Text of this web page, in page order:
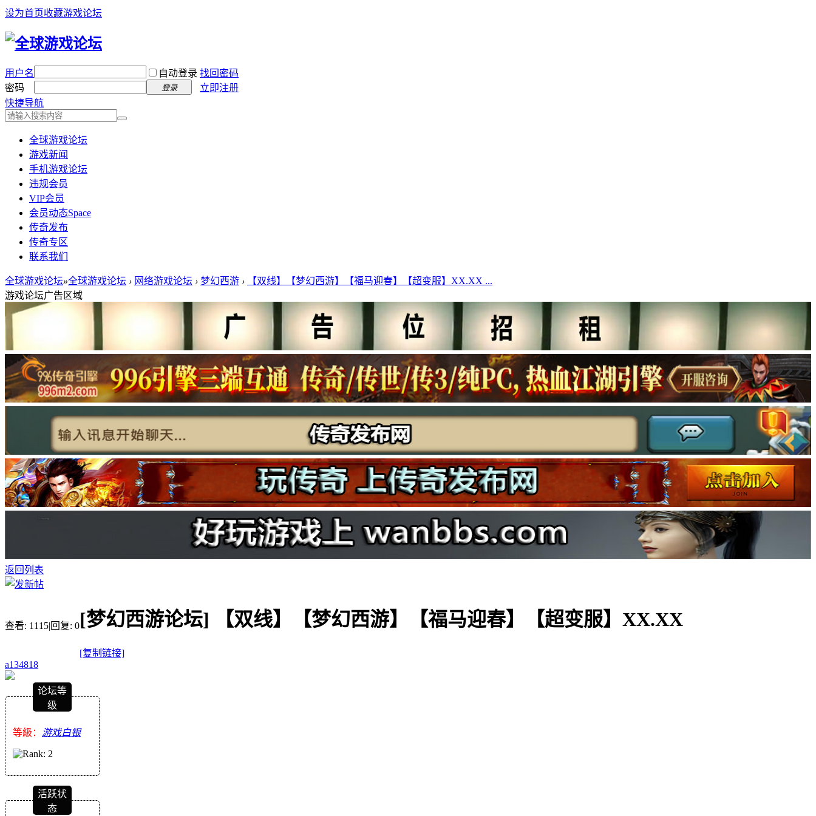
设为首页收藏游戏论坛
用户名 自动登录 找回密码
密码
登录
立即注册
快捷导航
全球游戏论坛
游戏新闻
手机游戏论坛
违规会员
VIP会员
会员动态Space
传奇发布
传奇专区
联系我们
全球游戏论坛»全球游戏论坛 › 网络游戏论坛 › 梦幻西游 ›
【双线】【梦幻西游】【福马迎春】【超变服】XX.XX ...
游戏论坛广告区域
返回列表
查看: 1115|回复: 0[梦幻西游论坛] 【双线】【梦幻西游】【福马迎春】【超变服】XX.XX
[复制链接]
a134818
论坛等
级
等級： 游戏白银
活跃状
态